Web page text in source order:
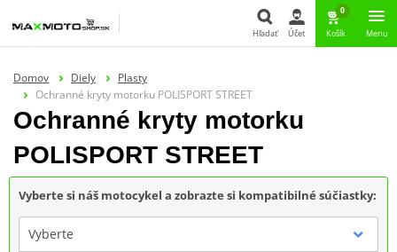
Hľadať Účet
0
Košík Menu
Domov Diely
Plasty
Ochranné kryty motorku POLISPORT STREET
Ochranné kryty motorku
POLISPORT STREET
Vyberte si náš motocykel a zobrazte si kompatibilné súčiastky:
Vyberte